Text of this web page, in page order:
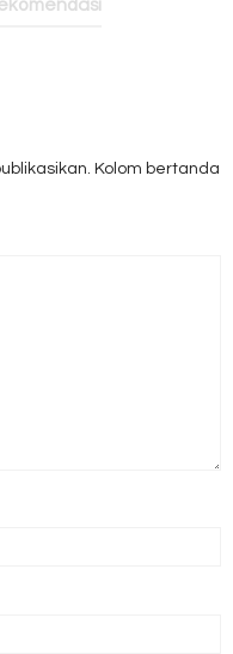
Kolom bertanda